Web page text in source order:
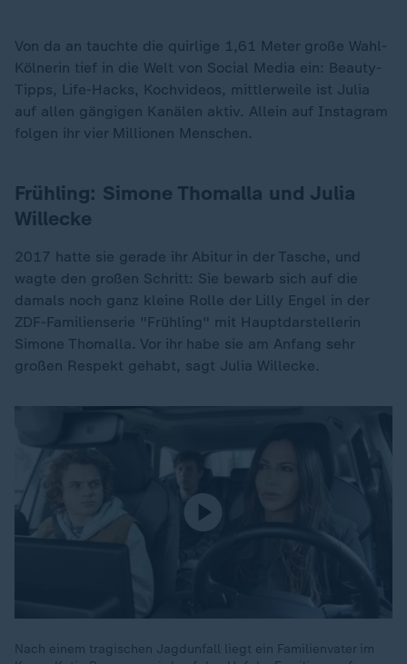
Von da an tauchte die quirlige 1,61 Meter große Wahl-
Kölnerin tief in die Welt von Social Media ein: Beauty-
Tipps, Life-Hacks, Kochvideos, mittlerweile ist Julia
auf allen gängigen Kanälen aktiv. Allein auf Instagram
folgen ihr vier Millionen Menschen.
Frühling: Simone Thomalla und Julia
Willecke
2017 hatte sie gerade ihr Abitur in der Tasche, und
wagte den großen Schritt: Sie bewarb sich auf die
damals noch ganz kleine Rolle der Lilly Engel in der
ZDF-Familienserie "Frühling" mit Hauptdarstellerin
Simone Thomalla. Vor ihr habe sie am Anfang sehr
großen Respekt gehabt, sagt Julia Willecke.
Nach einem tragischen Jagdunfall liegt ein Familienvater im